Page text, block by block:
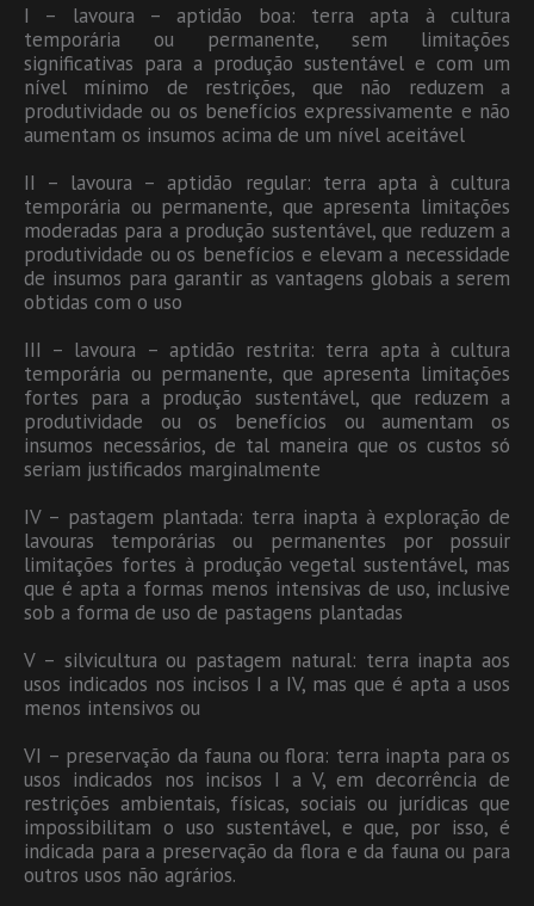
I – lavoura – aptidão boa: terra apta à cultura
temporária ou permanente, sem limitações
significativas para a produção sustentável e com um
nível mínimo de restrições, que não reduzem a
produtividade ou os benefícios expressivamente e não
aumentam os insumos acima de um nível aceitável
II – lavoura – aptidão regular: terra apta à cultura
temporária ou permanente, que apresenta limitações
moderadas para a produção sustentável, que reduzem a
produtividade ou os benefícios e elevam a necessidade
de insumos para garantir as vantagens globais a serem
obtidas com o uso
III – lavoura – aptidão restrita: terra apta à cultura
temporária ou permanente, que apresenta limitações
fortes para a produção sustentável, que reduzem a
produtividade ou os benefícios ou aumentam os
insumos necessários, de tal maneira que os custos só
seriam justificados marginalmente
IV – pastagem plantada: terra inapta à exploração de
lavouras temporárias ou permanentes por possuir
limitações fortes à produção vegetal sustentável, mas
que é apta a formas menos intensivas de uso, inclusive
sob a forma de uso de pastagens plantadas
V – silvicultura ou pastagem natural: terra inapta aos
usos indicados nos incisos I a IV, mas que é apta a usos
menos intensivos ou
VI – preservação da fauna ou flora: terra inapta para os
usos indicados nos incisos I a V, em decorrência de
restrições ambientais, físicas, sociais ou jurídicas que
impossibilitam o uso sustentável, e que, por isso, é
indicada para a preservação da flora e da fauna ou para
outros usos não agrários.